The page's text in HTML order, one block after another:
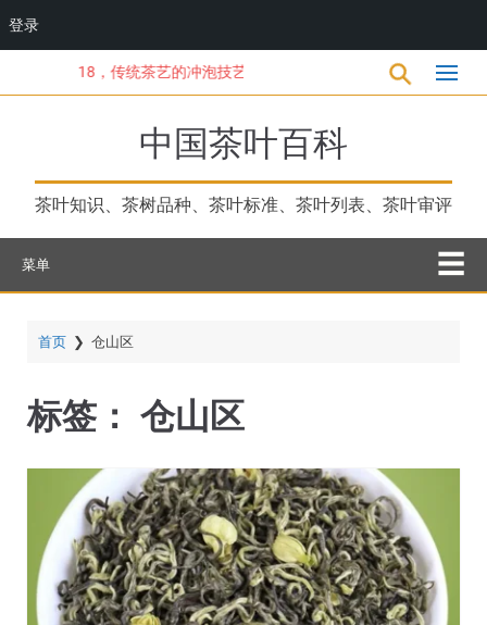
登录
到
18，传统茶艺的冲泡技艺
中国茶叶百科
茶叶知识、茶树品种、茶叶标准、茶叶列表、茶叶审评
菜单
首页 ❯ 仓山区
标签： 仓山区